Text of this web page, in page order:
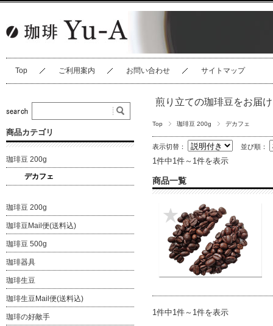
Top ご利用案内 お問い合わせ サイトマップ
煎り立ての珈琲豆をお届
Top 珈琲豆 200g デカフェ
表示切替： 並び順：
1件中1件～1件を表示
商品一覧
1件中1件～1件を表示
商品カテゴリ
珈琲豆 200g
デカフェ
珈琲豆 200g
珈琲豆Mail便(送料込)
珈琲豆 500g
珈琲器具
珈琲生豆
珈琲生豆Mail便(送料込)
珈琲の好敵手